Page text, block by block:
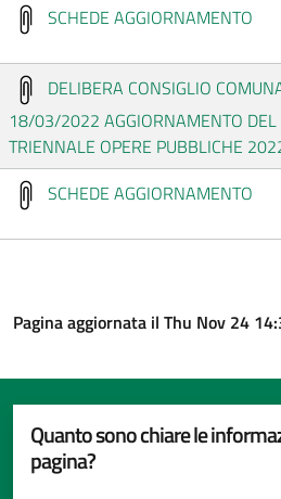
SCHEDE AGGIORNAMENTO
DELIBERA CONSIGLIO
18/03/2022 AGGIORNAMENTO DEL
TRIENNALE OPERE PUBBLICHE
SCHEDE AGGIORNAMENTO
Pagina aggiornata il Thu Nov 24
Quanto sono chiare le
pagina?